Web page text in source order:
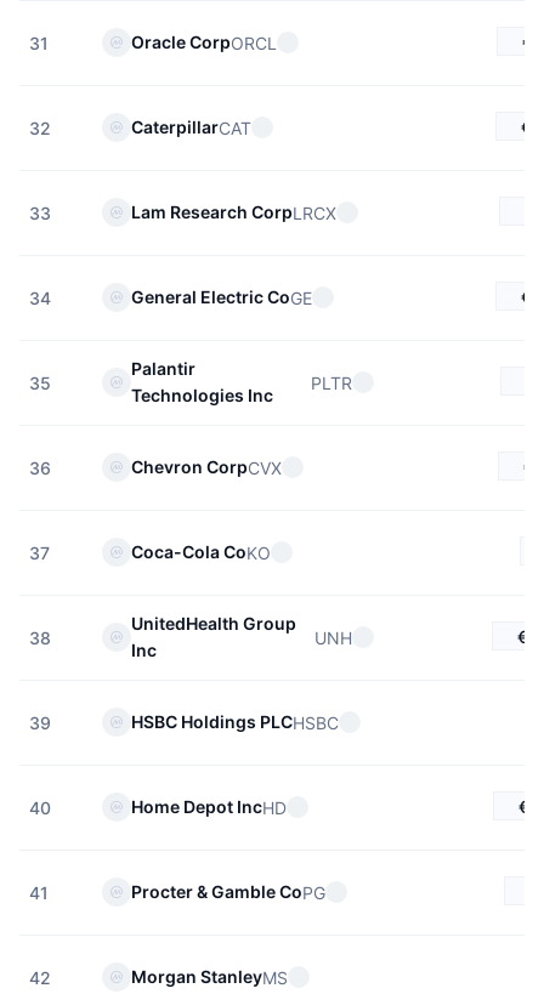
31 Oracle CorpORCL
32 CaterpillarCAT
33 Lam Research CorpLRCX
34 General Electric CoGE
35
Palantir
Technologies Inc
PLTR
36 Chevron CorpCVX
37 Coca-Cola CoKO
38
UnitedHealth Group
Inc
UNH
39 HSBC Holdings PLCHSBC
40 Home Depot IncHD
41 Procter & Gamble CoPG
42 Morgan StanleyMS